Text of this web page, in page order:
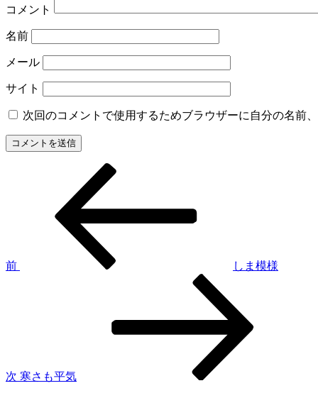
コメント
名前
メール
サイト
次回のコメントで使用するためブラウザーに自分の名前
ゲ
前
しま模様
次 寒さも平気